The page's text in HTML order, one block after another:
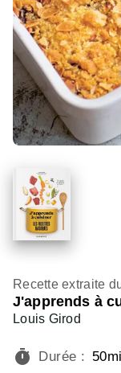
Recette extraite
J'apprends à
Louis Girod
timer Durée :